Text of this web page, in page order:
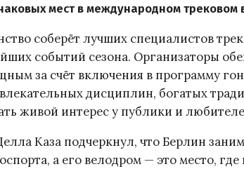
мест в международном трековом
соберёт лучших специалистов
событий сезона. Организаторы
за счёт включения в программу
дисциплин, богатых
живой интерес у публики и
Каза подчеркнул, что Берлин
а его велодром — это место,